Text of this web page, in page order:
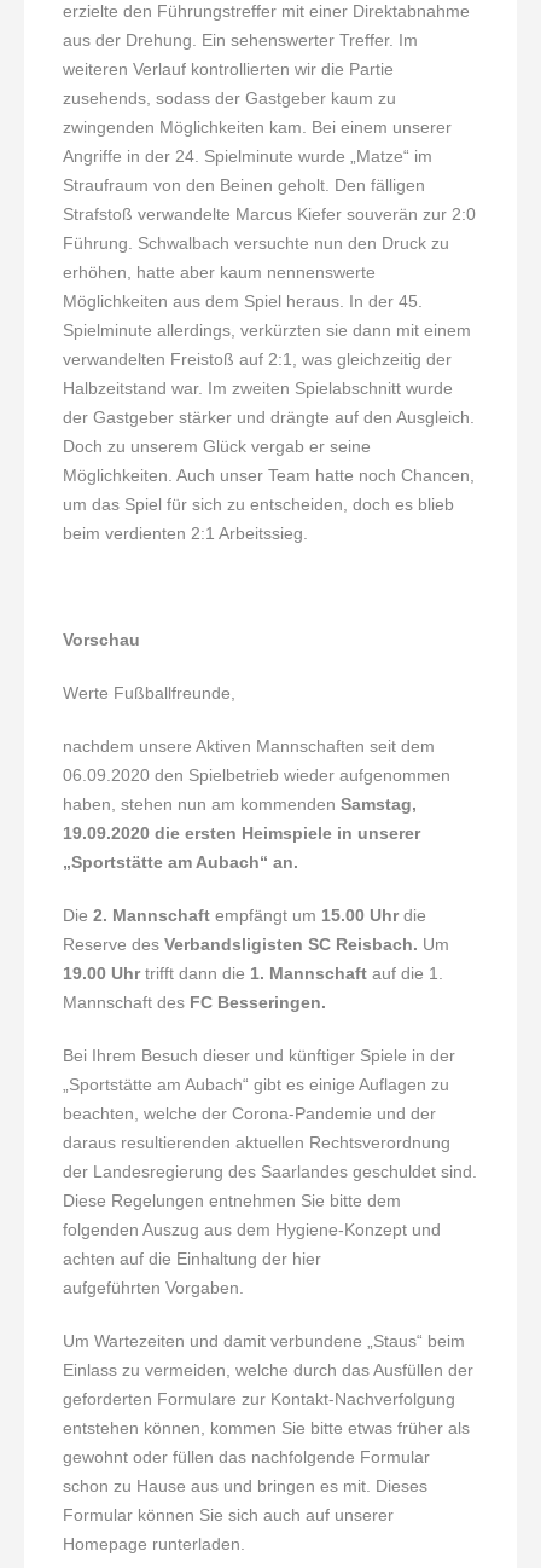
erzielte den Führungstreffer mit einer Direktabnahme
aus der Drehung. Ein sehenswerter Treffer. Im
weiteren Verlauf kontrollierten wir die Partie
zusehends, sodass der Gastgeber kaum zu
zwingenden Möglichkeiten kam. Bei einem unserer
Angriffe in der 24. Spielminute wurde „Matze“ im
Straufraum von den Beinen geholt. Den fälligen
Strafstoß verwandelte Marcus Kiefer souverän zur 2:0
Führung. Schwalbach versuchte nun den Druck zu
erhöhen, hatte aber kaum nennenswerte
Möglichkeiten aus dem Spiel heraus. In der 45.
Spielminute allerdings, verkürzten sie dann mit einem
verwandelten Freistoß auf 2:1, was gleichzeitig der
Halbzeitstand war. Im zweiten Spielabschnitt wurde
der Gastgeber stärker und drängte auf den Ausgleich.
Doch zu unserem Glück vergab er seine
Möglichkeiten. Auch unser Team hatte noch Chancen,
um das Spiel für sich zu entscheiden, doch es blieb
beim verdienten 2:1 Arbeitssieg.
Vorschau
Werte Fußballfreunde,
nachdem unsere Aktiven Mannschaften seit dem
06.09.2020 den Spielbetrieb wieder aufgenommen
haben, stehen nun am kommenden Samstag,
19.09.2020 die ersten Heimspiele in unserer
„Sportstätte am Aubach“ an.
Die 2. Mannschaft empfängt um 15.00 Uhrdie
Reserve des Verbandsligisten SC Reisbach. Um
19.00 Uhrtrifft dann die 1. Mannschaft auf die 1.
Mannschaft des FC Besseringen.
Bei Ihrem Besuch dieser und künftiger Spiele in der
„Sportstätte am Aubach“ gibt es einige Auflagen zu
beachten, welche der Corona-Pandemie und der
daraus resultierenden aktuellen Rechtsverordnung
der Landesregierung des Saarlandes geschuldet sind.
Diese Regelungen entnehmen Sie bitte dem
folgenden Auszug aus dem Hygiene-Konzept und
achten auf die Einhaltung der hier
aufgeführten Vorgaben.
Um Wartezeiten und damit verbundene „Staus“ beim
Einlass zu vermeiden, welche durch das Ausfüllen der
geforderten Formulare zur Kontakt-Nachverfolgung
entstehen können, kommen Sie bitte etwas früher als
gewohnt oder füllen das nachfolgende Formular
schon zu Hause aus und bringen es mit. Dieses
Formular können Sie sich auch auf unserer
Homepage runterladen.